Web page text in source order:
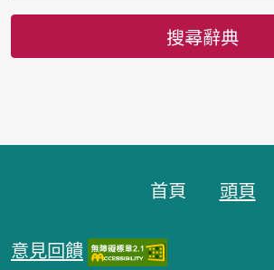
搜尋辭典
首頁 頭頁
意見回饋